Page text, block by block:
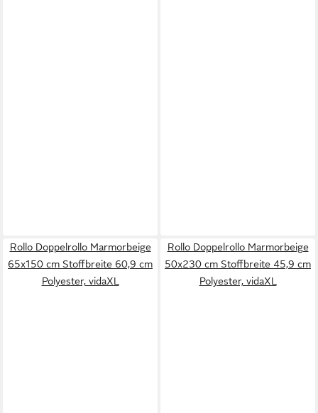
Rollo Doppelrollo Marmorbeige
65x150 cm Stoffbreite 60,9 cm
Polyester, vidaXL
Rollo Doppelrollo Marmorbeige
50x230 cm Stoffbreite 45,9 cm
Polyester, vidaXL